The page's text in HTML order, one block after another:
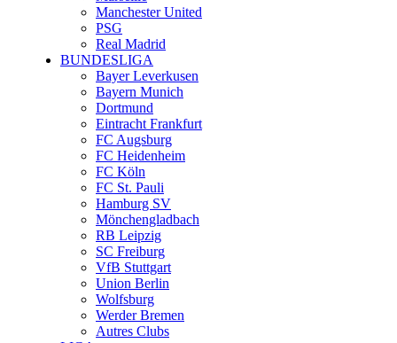
Manchester United
PSG
Real Madrid
BUNDESLIGA
Bayer Leverkusen
Bayern Munich
Dortmund
Eintracht Frankfurt
FC Augsburg
FC Heidenheim
FC Köln
FC St. Pauli
Hamburg SV
Mönchengladbach
RB Leipzig
SC Freiburg
VfB Stuttgart
Union Berlin
Wolfsburg
Werder Bremen
Autres Clubs